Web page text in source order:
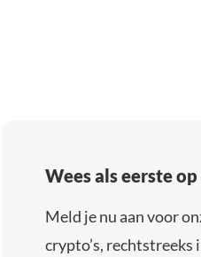
Wees als eerste
Meld je nu aan voor
crypto’s, rechtstreeks